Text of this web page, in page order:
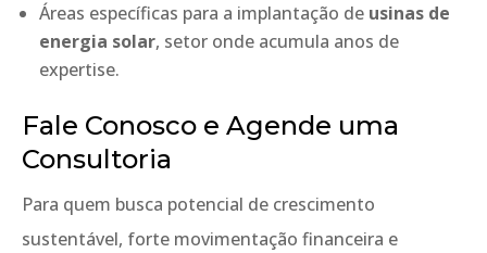
Áreas específicas para a implantação de usinas de
energia solar, setor onde acumula anos de
expertise.
Fale Conosco e Agende uma
Consultoria
Para quem busca potencial de crescimento
sustentável, forte movimentação financeira e